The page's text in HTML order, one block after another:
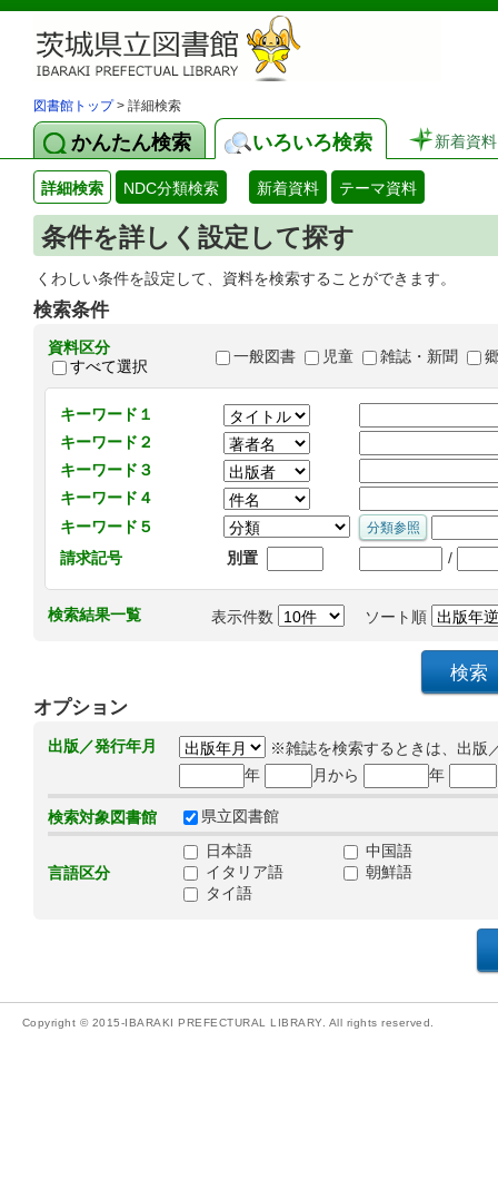
図書館トップ> 詳細検索
かんたん検索 いろいろ検索 新着資料
詳細検索 NDC分類検索 新着資料 テーマ資料
条件を詳しく設定して探す
くわしい条件を設定して、資料を検索することができます。
検索条件
資料区分
すべて選択
一般図書 児童 雑誌・新聞
キーワード１
キーワード２
キーワード３
キーワード４
キーワード５
請求記号
別置 /
検索結果一覧 表示件数 ソート順
オプション
出版／発行年月
※雑誌を検索するときは、出版
年
月から 年
検索対象図書館 県立図書館
言語区分
日本語
中国語
イタリア語
朝鮮語
タイ語
Copyright © 2015-IBARAKI PREFECTURAL LIBRARY. All rights reserved.